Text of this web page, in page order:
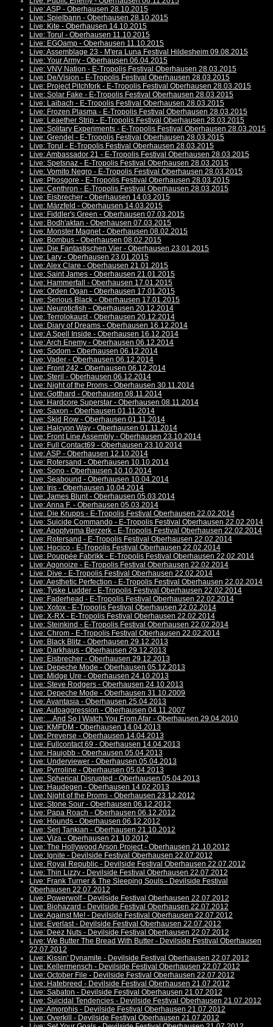
Live: ASP - Oberhausen 28.10.2015
Live: Spielbann - Oberhausen 28.10.2015
Live: Kite - Oberhausen 14.10.2015
Live: Torul - Oberhausen 11.10.2015
Live: EGOamp - Oberhausen 11.10.2015
Live: Assemblage 23 - M'era Luna Festival Hildesheim 09.08.2015
Live: Your Army - Oberhausen 06.04.2015
Live: VNV Nation - E-Tropolis Festival Oberhausen 28.03.2015
Live: De/Vision - E-Tropolis Festival Oberhausen 28.03.2015
Live: Project Pitchfork - E-Tropolis Festival Oberhausen 28.03.2015
Live: Solar Fake - E-Tropolis Festival Oberhausen 28.03.2015
Live: Laibach - E-Tropolis Festival Oberhausen 28.03.2015
Live: Frozen Plasma - E-Tropolis Festival Oberhausen 28.03.2015
Live: Leaether Strip - E-Tropolis Festival Oberhausen 28.03.2015
Live: Solitary Experiments - E-Tropolis Festival Oberhausen 28.03.2015
Live: Grendel - E-Tropolis Festival Oberhausen 28.03.2015
Live: Torul - E-Tropolis Festival Oberhausen 28.03.2015
Live: Ambassador 21 - E-Tropolis Festival Oberhausen 28.03.2015
Live: Spetsnaz - E-Tropolis Festival Oberhausen 28.03.2015
Live: Vomito Negro - E-Tropolis Festival Oberhausen 28.03.2015
Live: Phosgore - E-Tropolis Festival Oberhausen 28.03.2015
Live: Centhron - E-Tropolis Festival Oberhausen 28.03.2015
Live: Eisbrecher - Oberhausen 14.03.2015
Live: Märzfeld - Oberhausen 14.03.2015
Live: Fiddler's Green - Oberhausen 07.03.2015
Live: Bodh'aktan - Oberhausen 07.03.2015
Live: Monster Magnet - Oberhausen 08.02.2015
Live: Bombus - Oberhausen 08.02.2015
Live: Die Fantastischen Vier - Oberhausen 23.01.2015
Live: Lary - Oberhausen 23.01.2015
Live: Alex Clare - Oberhausen 21.01.2015
Live: Saint James - Oberhausen 21.01.2015
Live: Hammerfall - Oberhausen 17.01.2015
Live: Orden Ogan - Oberhausen 17.01.2015
Live: Serious Black - Oberhausen 17.01.2015
Live: Neuroticfish - Oberhausen 20.12.2014
Live: Terrolokaust - Oberhausen 20.12.2014
Live: Diary of Dreams - Oberhausen 16.12.2014
Live: A Spell Inside - Oberhausen 16.12.2014
Live: Arch Enemy - Oberhausen 06.12.2014
Live: Sodom - Oberhausen 06.12.2014
Live: Vader - Oberhausen 06.12.2014
Live: Front 242 - Oberhausen 06.12.2014
Live: Steril - Oberhausen 06.12.2014
Live: Night of the Proms - Oberhausen 30.11.2014
Live: Gotthard - Oberhausen 08.11.2014
Live: Hardcore Superstar - Oberhausen 08.11.2014
Live: Saxon - Oberhausen 01.11.2014
Live: Skid Row - Oberhausen 01.11.2014
Live: Halcyon Way - Oberhausen 01.11.2014
Live: Front Line Assembly - Oberhausen 23.10.2014
Live: Full Contact69 - Oberhausen 23.10.2014
Live: ASP - Oberhausen 12.10.2014
Live: Rotersand - Oberhausen 10.10.2014
Live: Sono - Oberhausen 10.10.2014
Live: Seabound - Oberhausen 10.04.2014
Live: Iris - Oberhausen 10.04.2014
Live: James Blunt - Oberhausen 05.03.2014
Live: Anna F. - Oberhausen 05.03.2014
Live: Die Krupps - E-Tropolis Festival Oberhausen 22.02.2014
Live: Suicide Commando - E-Tropolis Festival Oberhausen 22.02.2014
Live: Apoptygma Berzerk - E-Tropolis Festival Oberhausen 22.02.2014
Live: Rotersand - E-Tropolis Festival Oberhausen 22.02.2014
Live: Hocico - E-Tropolis Festival Oberhausen 22.02.2014
Live: Pouppée Fabrikk - E-Tropolis Festival Oberhausen 22.02.2014
Live: Agonoize - E-Tropolis Festival Oberhausen 22.02.2014
Live: Dive - E-Tropolis Festival Oberhausen 22.02.2014
Live: Aesthetic Perfection - E-Tropolis Festival Oberhausen 22.02.2014
Live: Tyske Ludder - E-Tropolis Festival Oberhausen 22.02.2014
Live: Faderhead - E-Tropolis Festival Oberhausen 22.02.2014
Live: Xotox - E-Tropolis Festival Oberhausen 22.02.2014
Live: X-RX - E-Tropolis Festival Oberhausen 22.02.2014
Live: Steinkind - E-Tropolis Festival Oberhausen 22.02.2014
Live: Chrom - E-Tropolis Festival Oberhausen 22.02.2014
Live: Black Blitz - Oberhausen 29.12.2013
Live: Darkhaus - Oberhausen 29.12.2013
Live: Eisbrecher - Oberhausen 29.12.2013
Live: Depeche Mode - Oberhausen 05.12.2013
Live: Midge Ure - Oberhausen 24.10.2013
Live: Steve Rodgers - Oberhausen 24.10.2013
Live: Depeche Mode - Oberhausen 31.10.2009
Live: Avantasia - Oberhausen 25.04.2013
Live: Autoaggression - Oberhausen 04.11.2007
Live: ...And So I Watch You From Afar - Oberhausen 29.04.2010
Live: KMFDM - Oberhausen 14.04.2013
Live: Preverse - Oberhausen 14.04.2013
Live: Fullcontact 69 - Oberhausen 14.04.2013
Live: Haujobb - Oberhausen 05.04.2013
Live: Underviewer - Oberhausen 05.04.2013
Live: Pyrroline - Oberhausen 05.04.2013
Live: Spherical Disrupted - Oberhausen 05.04.2013
Live: Haudegen - Oberhausen 14.02.2013
Live: Night of the Proms - Oberhausen 23.12.2012
Live: Stone Sour - Oberhausen 06.12.2012
Live: Papa Roach - Oberhausen 06.12.2012
Live: Hounds - Oberhausen 06.12.2012
Live: Serj Tankian - Oberhausen 21.10.2012
Live: Viza - Oberhausen 21.10.2012
Live: The Hollywood Arson Project - Oberhausen 21.10.2012
Live: Ignite - Devilside Festival Oberhausen 22.07.2012
Live: Royal Republic - Devilside Festival Oberhausen 22.07.2012
Live: Thin Lizzy - Devilside Festival Oberhausen 22.07.2012
Live: Frank Turner & The Sleeping Souls - Devilside Festival
Oberhausen 22.07.2012
Live: Powerwolf - Devilside Festival Oberhausen 22.07.2012
Live: Biohazard - Devilside Festival Oberhausen 22.07.2012
Live: Against Me! - Devilside Festival Oberhausen 22.07.2012
Live: Everlast - Devilside Festival Oberhausen 22.07.2012
Live: Deez Nuts - Devilside Festival Oberhausen 22.07.2012
Live: We Butter The Bread With Butter - Devilside Festival Oberhausen
22.07.2012
Live: Kissin' Dynamite - Devilside Festival Oberhausen 22.07.2012
Live: Kellermensch - Devilside Festival Oberhausen 22.07.2012
Live: October File - Devilside Festival Oberhausen 22.07.2012
Live: Hatebreed - Devilside Festival Oberhausen 21.07.2012
Live: Sabaton - Devilside Festival Oberhausen 21.07.2012
Live: Suicidal Tendencies - Devilside Festival Oberhausen 21.07.2012
Live: Amorphis - Devilside Festival Oberhausen 21.07.2012
Live: Overkill - Devilside Festival Oberhausen 21.07.2012